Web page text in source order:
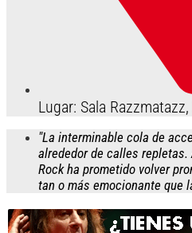
Lugar: Sala
"La interminable cola de
alrededor de calles repletas.
Rock ha prometido volver
tan o más emocionante que